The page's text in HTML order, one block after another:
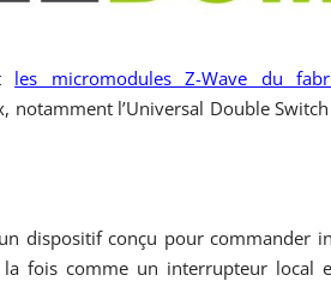
les micromodules Z-Wave du
notamment l’Universal Double
dispositif conçu pour commander
fois comme un interrupteur local